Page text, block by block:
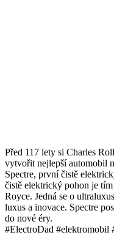
Před 117 lety si Charles
vytvořit nejlepší automobil
Spectre, první čistě
čistě elektrický pohon je
Royce. Jedná se o
luxus a inovace. Spectre
do nové éry.
#ElectroDad #elektromobil